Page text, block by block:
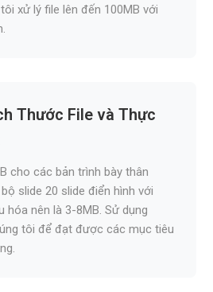
xử lý file lên đến 100MB với
Thước File và Thực
cho các bản trình bày thân
slide 20 slide điển hình với
hóa nên là 3-8MB. Sử dụng
tôi để đạt được các mục tiêu